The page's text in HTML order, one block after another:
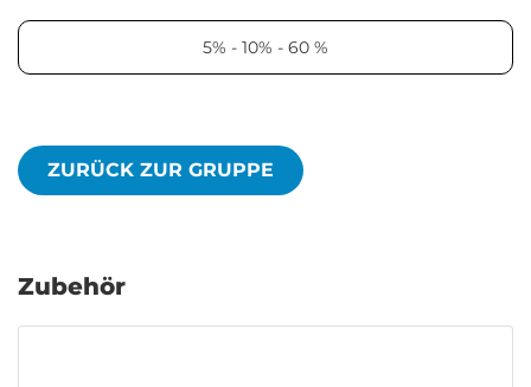
5% - 10% - 60 %
ZURÜCK ZUR GRUPPE
Zubehör